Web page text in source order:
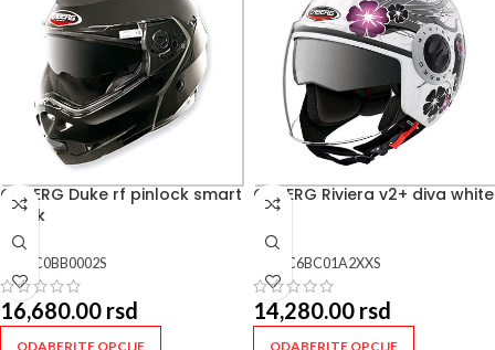
CABERG Duke rf pinlock smart
black
C0BB0002S
16,680.00 rsd
ODABERITE OPCIJE
CABERG Riviera v2+ diva white
C6BC01A2XXS
14,280.00 rsd
ODABERITE OPCIJE